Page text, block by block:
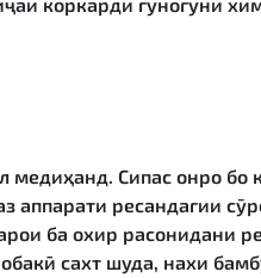
Сипас онро бо
ресандагии
ба охир расонидани
сахт шуда, нахи